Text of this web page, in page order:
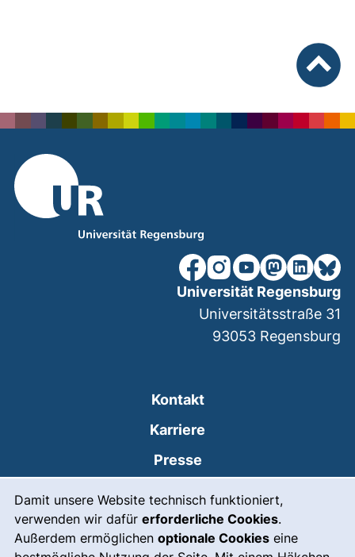
Damit unsere Website technisch funktioniert,
verwenden wir dafür erforderliche Cookies.
Außerdem ermöglichen optionale Cookies eine
unsere Facebook-Seite
unsere Instagram-
unsere YouTube-
unsereunsere
Kontakt
Karriere
Presse
Leichte Sprache
Gebärdensprache
Universität Regensburg
Universitätsstraße 31
93053 Regensburg